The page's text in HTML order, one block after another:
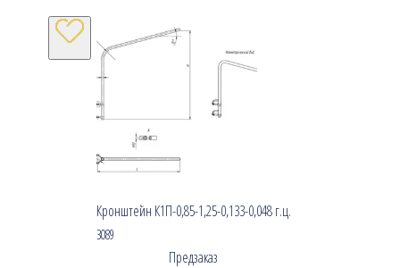
Кронштейн К1П-0,85-1,25-0,133-0,048 г.ц.
3089
Предзаказ